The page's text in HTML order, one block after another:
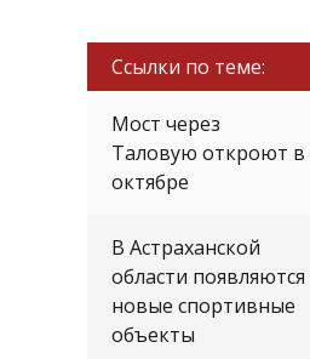
Ссылки по теме:
Мост через
Таловую откроют в
октябре
В Астраханской
области появляются
новые спортивные
объекты